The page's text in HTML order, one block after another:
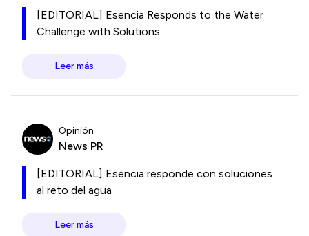
[EDITORIAL] Esencia Responds to the Water
Challenge with Solutions
Leer más
Opinión
News PR
[EDITORIAL] Esencia responde con soluciones
al reto del agua
Leer más